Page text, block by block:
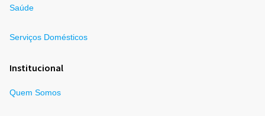
Saúde
Serviços Domésticos
Institucional
Quem Somos